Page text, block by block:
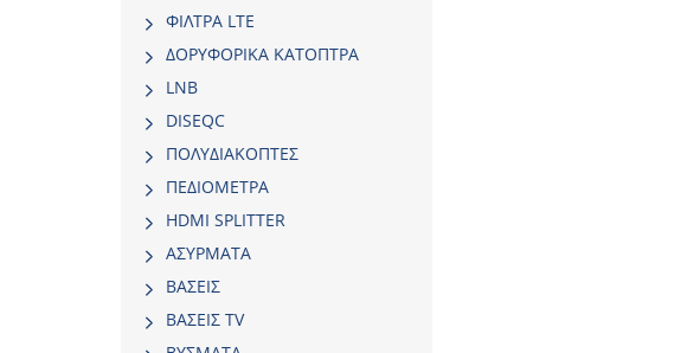
ΦΙΛΤΡΑ LTE
ΔΟΡΥΦΟΡΙΚΑ ΚΑΤΟΠΤΡΑ
LNB
DISEQC
ΠΟΛΥΔΙΑΚΟΠΤΕΣ
ΠΕΔΙΟΜΕΤΡΑ
HDMI SPLITTER
ΑΣΥΡΜΑΤΑ
ΒΑΣΕΙΣ
ΒΑΣΕΙΣ TV